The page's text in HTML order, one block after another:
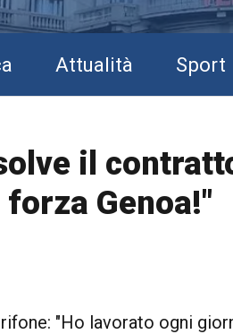
Attualità Sport
il
Genoa!"
"Ho lavorato ogni